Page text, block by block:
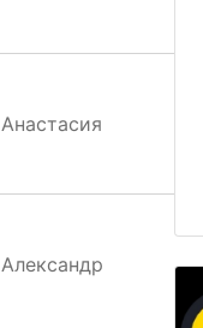
Анастасия
Александр